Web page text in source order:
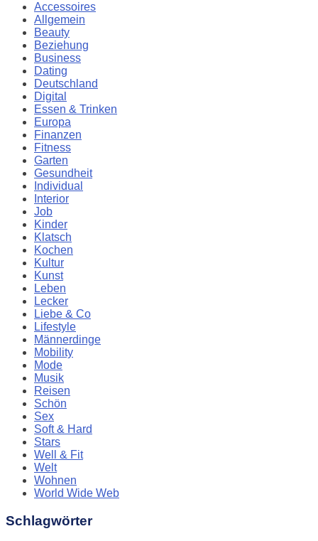
Accessoires
Allgemein
Beauty
Beziehung
Business
Dating
Deutschland
Digital
Essen & Trinken
Europa
Finanzen
Fitness
Garten
Gesundheit
Individual
Interior
Job
Kinder
Klatsch
Kochen
Kultur
Kunst
Leben
Lecker
Liebe & Co
Lifestyle
Männerdinge
Mobility
Mode
Musik
Reisen
Schön
Sex
Soft & Hard
Stars
Well & Fit
Welt
Wohnen
World Wide Web
Schlagwörter